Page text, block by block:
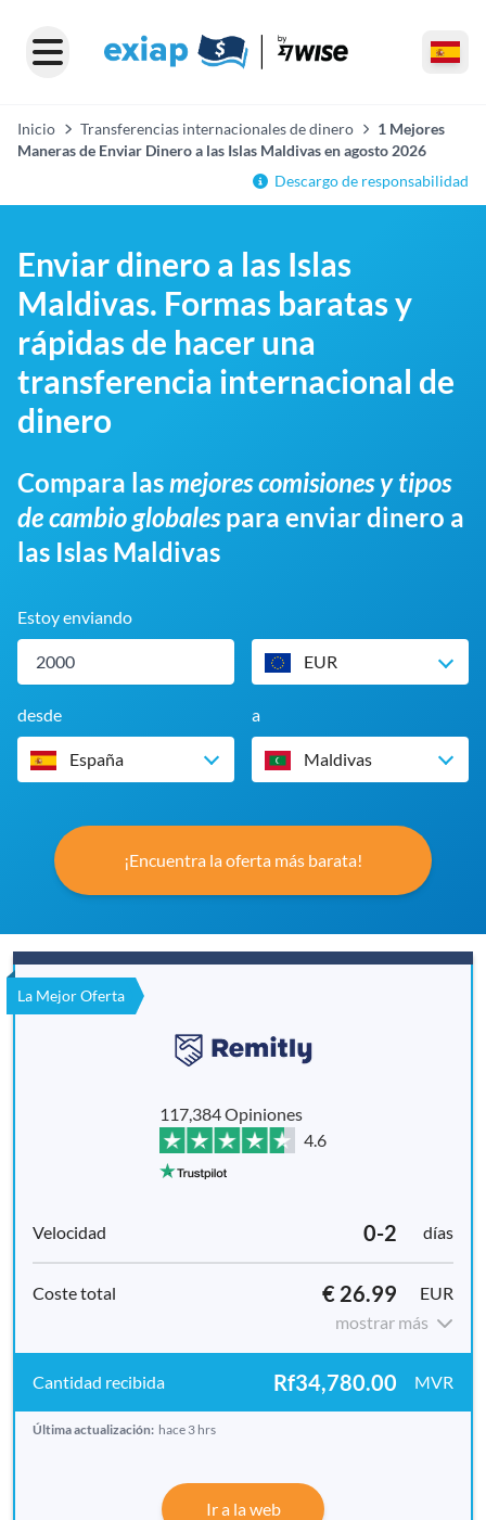
Inicio Transferencias internacionales de dinero
1 Mejores
Maneras de Enviar Dinero a las Islas Maldivas en agosto 2026
Descargo de responsabilidad
Enviar dinero a las Islas
Maldivas. Formas baratas y
rápidas de hacer una
transferencia internacional de
dinero
Compara lasmejores comisiones y tipos
de cambio globalespara enviar dinero a
las Islas Maldivas
Estoy enviando
EUR
desde
España
a
Maldivas
¡Encuentra la oferta más barata!
La Mejor Oferta
117,384 Opiniones
4.6
0-2 días
€ 26.99
EUR
mostrar más
Rf34,780.00 MVR
Última actualización: hace 3 hrs
Ir a la web